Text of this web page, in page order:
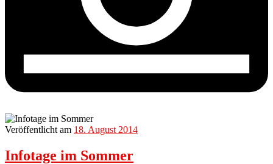
Veröffentlicht am 18. August 2014
Infotage im Sommer